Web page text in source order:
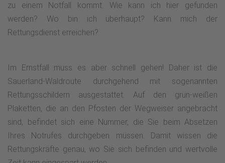
zu einem Notfall kommt. Wie kann ich hier gefunden
werden? Wo bin ich überhaupt? Kann mich der
Rettungsdienst erreichen?
Im Ernstfall muss es aber schnell gehen! Daher ist die
Sauerland-Waldroute durchgehend mit sogenannten
Rettungsschildern ausgestattet. Auf den grün-weißen
Plaketten, die an den Pfosten der Wegweiser angebracht
sind, befindet sich eine Nummer, die Sie beim Absetzen
Ihres Notrufes durchgeben müssen. Damit wissen die
Rettungskräfte genau, wo Sie sich befinden und wertvolle